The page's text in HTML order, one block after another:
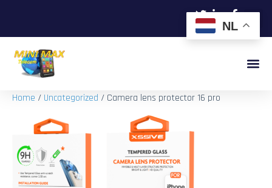
Home / Uncategorized / Camera lens protector 16 pro
NL